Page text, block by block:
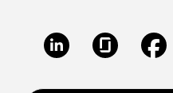
LinkedIn Glassdoor